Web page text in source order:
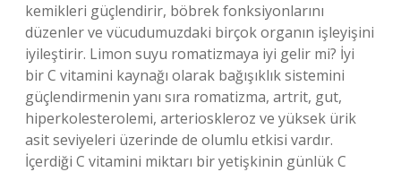
kemikleri güçlendirir, böbrek fonksiyonlarını
düzenler ve vücudumuzdaki birçok organın işleyişini
iyileştirir. Limon suyu romatizmaya iyi gelir mi? İyi
bir C vitamini kaynağı olarak bağışıklık sistemini
güçlendirmenin yanı sıra romatizma, artrit, gut,
hiperkolesterolemi, arterioskleroz ve yüksek ürik
asit seviyeleri üzerinde de olumlu etkisi vardır.
İçerdiği C vitamini miktarı bir yetişkinin günlük C